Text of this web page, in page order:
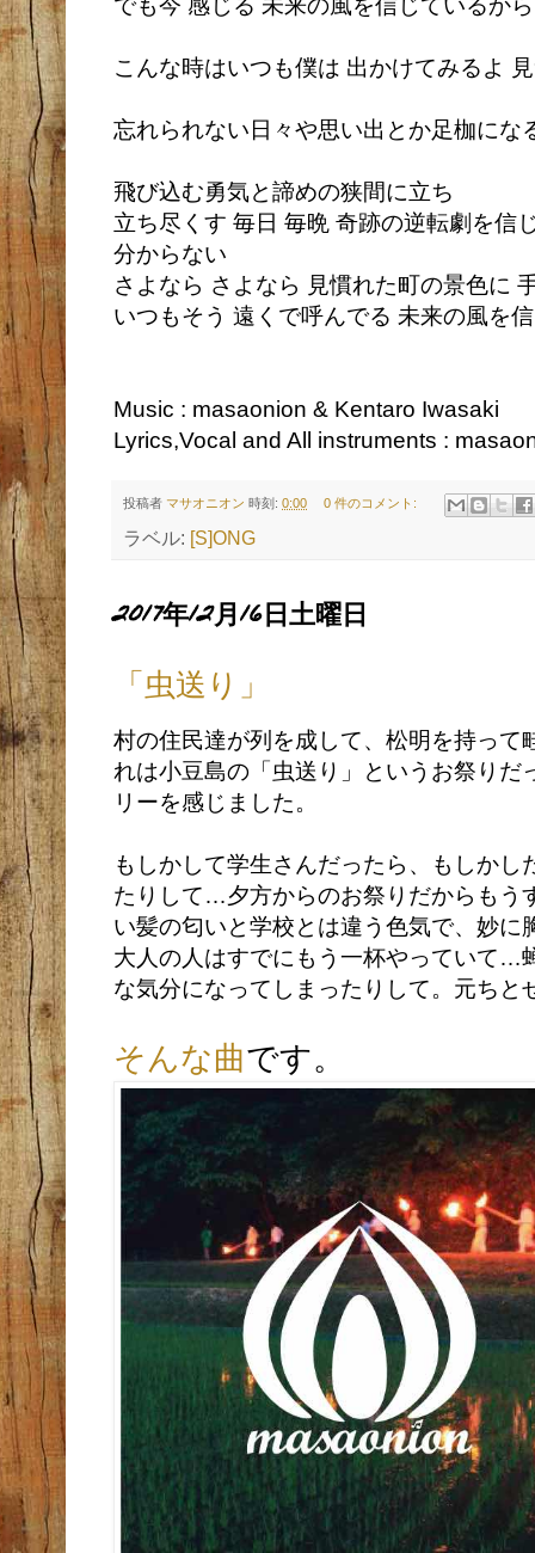
でも今 感じる 未来の風を信じているから
こんな時はいつも僕は 出かけてみるよ
忘れられない日々や思い出とか足枷にな
飛び込む勇気と諦めの狭間に立ち
立ち尽くす 毎日 毎晩 奇跡の逆転劇を信
分からない
さよなら さよなら 見慣れた町の景色に
いつもそう 遠くで呼んでる 未来の風を
Music : masaonion & Kentaro Iwasaki
Lyrics,Vocal and All instruments :
投稿者 マサオニオン 時刻: 0:00 0 件のコメント:
ラベル: [S]ONG
2017年12月16日土曜日
「虫送り」
村の住民達が列を成して、松明を持って
れは小豆島の「虫送り」というお祭りだ
リーを感じました。
もしかして学生さんだったら、もしか
たりして…夕方からのお祭りだからもう
い髪の匂いと学校とは違う色気で、妙に
大人の人はすでにもう一杯やっていて…
な気分になってしまったりして。元ち
そんな曲です。